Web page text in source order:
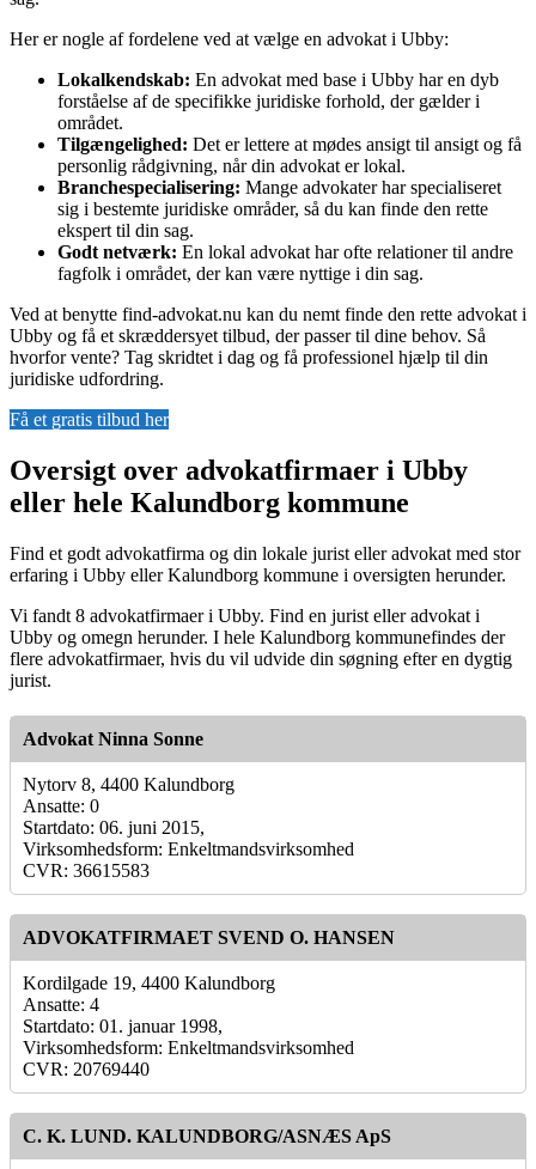
Her er nogle af fordelene ved at vælge en advokat i Ubby:
Lokalkendskab: En advokat med base i Ubby har en dyb
forståelse af de specifikke juridiske forhold, der gælder i
området.
Tilgængelighed: Det er lettere at mødes ansigt til ansigt og få
personlig rådgivning, når din advokat er lokal.
Branchespecialisering: Mange advokater har specialiseret
sig i bestemte juridiske områder, så du kan finde den rette
ekspert til din sag.
Godt netværk: En lokal advokat har ofte relationer til andre
fagfolk i området, der kan være nyttige i din sag.
Ved at benytte find-advokat.nu kan du nemt finde den rette advokat i
Ubby og få et skræddersyet tilbud, der passer til dine behov. Så
hvorfor vente? Tag skridtet i dag og få professionel hjælp til din
juridiske udfordring.
Få et gratis tilbud her
Oversigt over advokatfirmaer i Ubby
eller hele Kalundborg kommune
Find et godt advokatfirma og din lokale jurist eller advokat med stor
erfaring i Ubby eller Kalundborg kommune i oversigten herunder.
Vi fandt 8 advokatfirmaer i Ubby. Find en jurist eller advokat i
Ubby og omegn herunder. I hele Kalundborg kommunefindes der
flere advokatfirmaer, hvis du vil udvide din søgning efter en dygtig
jurist.
Advokat Ninna Sonne
Nytorv 8, 4400 Kalundborg
Ansatte: 0
Startdato: 06. juni 2015,
Virksomhedsform: Enkeltmandsvirksomhed
CVR: 36615583
ADVOKATFIRMAET SVEND O. HANSEN
Kordilgade 19, 4400 Kalundborg
Ansatte: 4
Startdato: 01. januar 1998,
Virksomhedsform: Enkeltmandsvirksomhed
CVR: 20769440
C. K. LUND. KALUNDBORG/ASNÆS ApS